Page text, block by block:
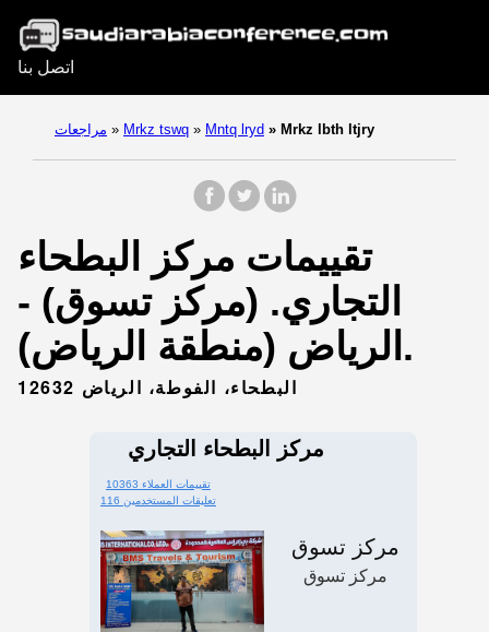
اتصل بنا
مراجعات » Mrkz tswq » Mntq lryd » Mrkz lbth ltjry
تقييمات مركز البطحاء
التجاري. (مركز تسوق) -
الرياض (منطقة الرياض).
البطحاء، الفوطة، الرياض 12632
مركز البطحاء التجاري
10363 تقييمات العملاء
116 تعليقات المستخدمين
مركز تسوق
مركز تسوق